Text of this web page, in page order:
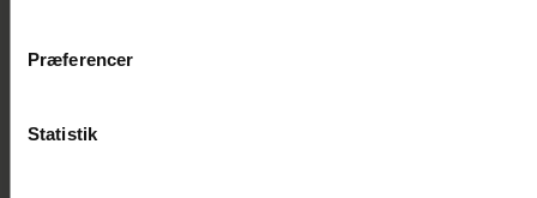
Vi anvender egne cookies og cookies fra tredjeparter til at
generere statistik og huske dine præferencer samt til brug
Præferencer
Statistik